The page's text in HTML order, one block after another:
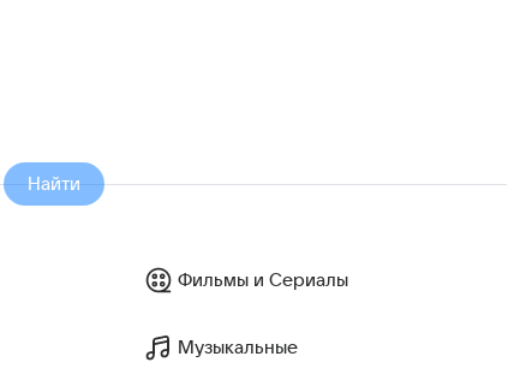
Найти
Фильмы и Сериалы
Музыкальные